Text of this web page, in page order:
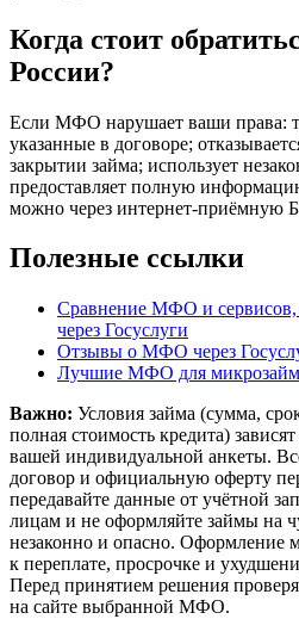
Когда стоит
России?
Если МФО нарушает ваши права:
указанные в договоре;
закрытии займа; использует
предоставляет полную
можно через интернет-приёмную
Полезные ссылки
Сравнение МФО и
через Госуслуги
Отзывы о МФО через
Лучшие МФО для
Важно: Условия займа (сумма,
полная стоимость кредита)
вашей индивидуальной анкеты.
договор и официальную оферту
передавайте данные от учётной
лицам и не оформляйте займы на
незаконно и опасно. Оформление
к переплате, просрочке и
Перед принятием решения
на сайте выбранной МФО.